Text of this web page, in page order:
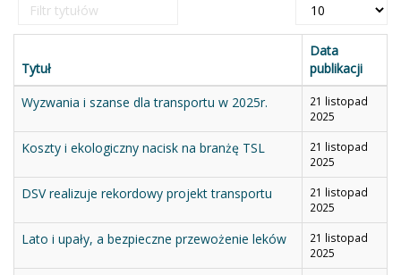
tytułów
Tytuł
Data
publikacji
Wyzwania i szanse dla transportu w 2025r.
21 listopad
2025
Koszty i ekologiczny nacisk na branżę TSL
21 listopad
2025
DSV realizuje rekordowy projekt transportu
21 listopad
2025
Lato i upały, a bezpieczne przewożenie leków
21 listopad
2025